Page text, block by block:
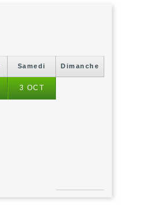
Samedi Dimanche
3 OCT